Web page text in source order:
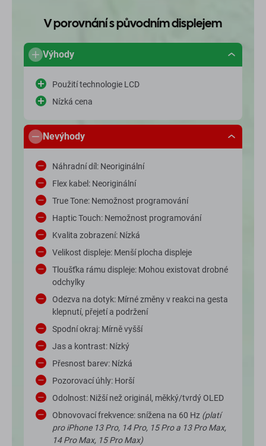
V porovnání s původním displejem
Výhody
Použití technologie LCD
Nízká cena
Nevýhody
Náhradní díl: Neoriginální
Flex kabel: Neoriginální
True Tone: Nemožnost programování
Haptic Touch: Nemožnost programování
Kvalita zobrazení: Nízká
Velikost displeje: Menší plocha displeje
Tloušťka rámu displeje: Mohou existovat drobné
odchylky
Odezva na dotyk: Mírné změny v reakci na gesta
klepnutí, přejetí a podržení
Spodní okraj: Mírně vyšší
Jas a kontrast: Nízký
Přesnost barev: Nízká
Pozorovací úhly: Horší
Odolnost: Nižší než originál, měkký/tvrdý OLED
Obnovovací frekvence: snížena na 60 Hz (platí
pro iPhone 13 Pro, 14 Pro, 15 Pro a 13 Pro Max,
14 Pro Max, 15 Pro Max)